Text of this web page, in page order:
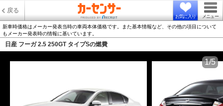
戻る
お気に入り メニュー
新車時価格はメーカー発表当時の車両本体価格です。また基本情報など、その他の項目について
もメーカー発表時の情報に基いています。
日産 フーガ 2.5 250GT タイプSの燃費
1/5